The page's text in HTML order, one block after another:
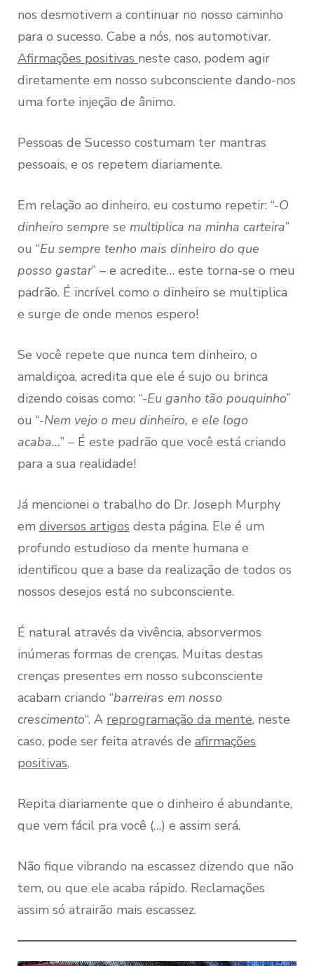
nos desmotivem a continuar no nosso caminho
para o sucesso. Cabe a nós, nos automotivar.
Afirmações positivas neste caso, podem agir
diretamente em nosso subconsciente dando-nos
uma forte injeção de ânimo.
Pessoas de Sucesso costumam ter mantras
pessoais, e os repetem diariamente.
Em relação ao dinheiro, eu costumo repetir: “-O
dinheiro sempre se multiplica na minha carteira”
ou “Eu sempre tenho mais dinheiro do que
posso gastar” – e acredite… este torna-se o meu
padrão. É incrível como o dinheiro se multiplica
e surge de onde menos espero!
Se você repete que nunca tem dinheiro, o
amaldiçoa, acredita que ele é sujo ou brinca
dizendo coisas como: “-Eu ganho tão pouquinho”
ou “-Nem vejo o meu dinheiro, e ele logo
acaba…” – É este padrão que você está criando
para a sua realidade!
Já mencionei o trabalho do Dr. Joseph Murphy
em diversos artigos desta página. Ele é um
profundo estudioso da mente humana e
identificou que a base da realização de todos os
nossos desejos está no subconsciente.
É natural através da vivência, absorvermos
inúmeras formas de crenças. Muitas destas
crenças presentes em nosso subconsciente
acabam criando “barreiras em nosso
crescimento“. A reprogramação da mente, neste
caso, pode ser feita através de afirmações
positivas.
Repita diariamente que o dinheiro é abundante,
que vem fácil pra você (…) e assim será.
Não fique vibrando na escassez dizendo que não
tem, ou que ele acaba rápido. Reclamações
assim só atrairão mais escassez.